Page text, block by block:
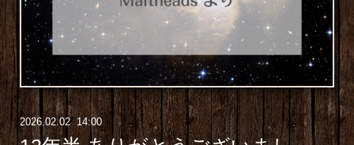
2026.02.02 14:00